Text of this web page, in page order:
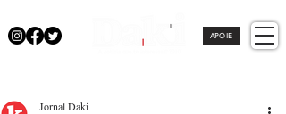
APOIE
Jornal Daki